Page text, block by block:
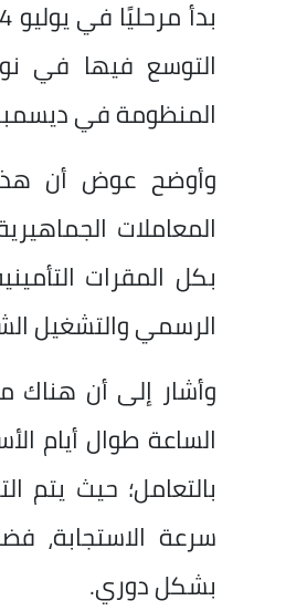
التوسع فيها في
المنظومة في ديسمبر 2024 لتشمل محافظتي الدقهلية
وأوضح عوض أن هذه
المعاملات
الرسمي والتشغيل
وأشار إلى أن
الساعة طوال أيام
بالتعامل؛ حيث يتم
سرعة الاستجابة،
بشكل دوري.